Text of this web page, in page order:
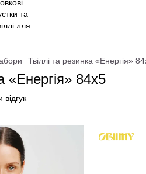
Твіллі та резинка «Енергія»
«Енергія» 84x5